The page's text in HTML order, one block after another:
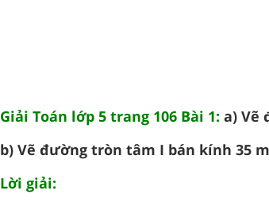
Giải Toán lớp 5 trang 106 Bài 1: a) Vẽ
b) Vẽ đường tròn tâm I bán kính 35
Lời giải: